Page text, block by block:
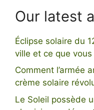
Our latest
Éclipse solaire du
ville et ce que
Comment l’armée
crème solaire
Le Soleil possède